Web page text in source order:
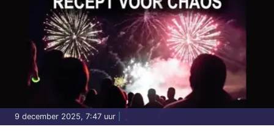
9 december 2025, 7:47 uur